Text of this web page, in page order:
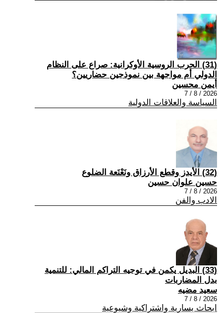
(31) الحرب الروسية الأوكرانية: صراع على النظام
الدولي أم مواجهة بين نموذجين حضاريين؟
أيمن محسين
2026 / 8 / 7
السياسة والعلاقات الدولية
(32) الأيدز وقطع الأرزاق ونَعْنَعة الضلوع
حسين علوان حسين
2026 / 8 / 7
الادب والفن
(33) البديل يكمن في توجيه التراكم المالي: للتنمية
بدل المضاربات
سعيد مضيه
2026 / 8 / 7
ابحاث يسارية واشتراكية وشيوعية